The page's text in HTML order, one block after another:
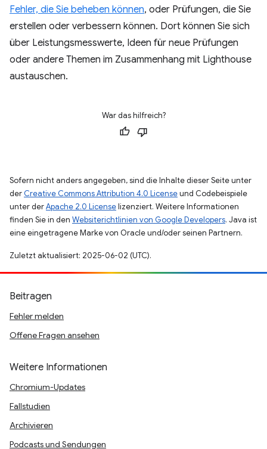
Fehler, die Sie beheben können, oder Prüfungen, die Sie
erstellen oder verbessern können. Dort können Sie sich
über Leistungsmesswerte, Ideen für neue Prüfungen
oder andere Themen im Zusammenhang mit Lighthouse
austauschen.
War das hilfreich?
Sofern nicht anders angegeben, sind die Inhalte dieser Seite unter
der Creative Commons Attribution 4.0 Licenseund Codebeispiele
unter derApache 2.0 Licenselizenziert. Weitere Informationen
finden Sie in den Websiterichtlinien von Google Developers. Java ist
eine eingetragene Marke von Oracle und/oder seinen Partnern.
Zuletzt aktualisiert: 2025-06-02 (UTC).
Beitragen
Fehler melden
Offene Fragen ansehen
Weitere Informationen
Chromium-Updates
Fallstudien
Archivieren
Podcasts und Sendungen